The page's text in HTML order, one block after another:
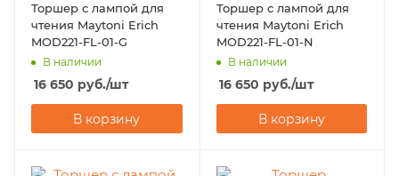
Торшер с лампой для
чтения Maytoni Erich
MOD221-FL-01-G
В наличии
16 650 руб./шт
В корзину
Торшер с лампой для
чтения Maytoni Erich
MOD221-FL-01-N
В наличии
16 650 руб./шт
В корзину